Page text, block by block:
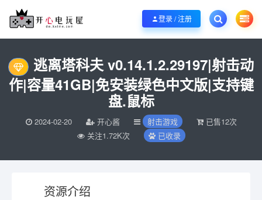
欢迎您光临开心电玩屋，本站专注分享精品整合游戏！销售只是起点！服务永无
登录 / 注册
当前位置： 开心电玩屋 射击游戏 >逃离塔科夫 v0.14.1.2.29197|
逃离塔科夫 v0.14.1.2.29197|射击动
作|容量41GB|免安装绿色中文版|支持键
盘.鼠标
2024-02-20 开心酱 射击游戏
已售12次
关注1.72K次
已收录
资源介绍